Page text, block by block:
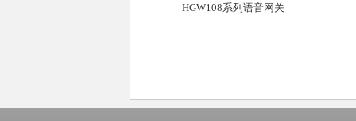
HGW108系列语音网关